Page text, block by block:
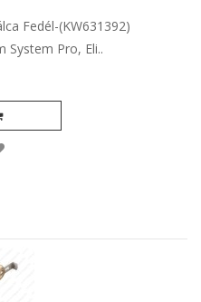
Fedél-(KW631392)
System Pro, Eli..